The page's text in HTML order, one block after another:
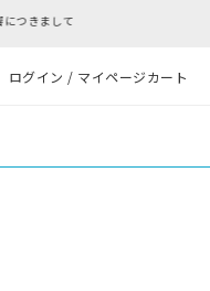
ログイン / マイページカート